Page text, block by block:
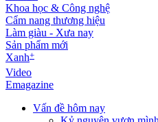
Khoa học & Công nghệ
Cẩm nang thương hiệu
Làm giàu - Xưa nay
Sản phẩm mới
Xanh+
Video
Emagazine
Vấn đề hôm nay